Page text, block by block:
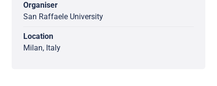
Organiser
San Raffaele University
Location
Milan, Italy